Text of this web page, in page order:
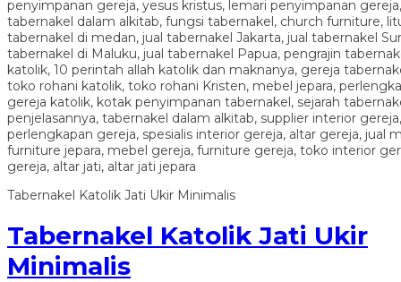
Tabernakel Katolik Jati Ukir Minimalis
Tabernakel Katolik Jati Ukir
Minimalis